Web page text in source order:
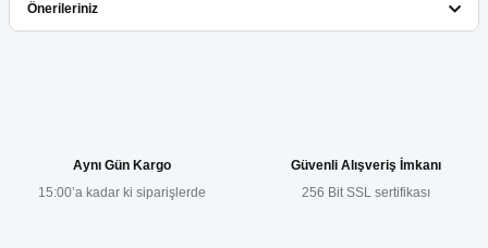
Önerileriniz
Ürün resmi kalitesiz, bozuk veya görüntülenemiyor.
Aynı Gün Kargo
15:00’a kadar ki siparişlerde
Güvenli Alışveriş İmkanı
256 Bit SSL sertifikası